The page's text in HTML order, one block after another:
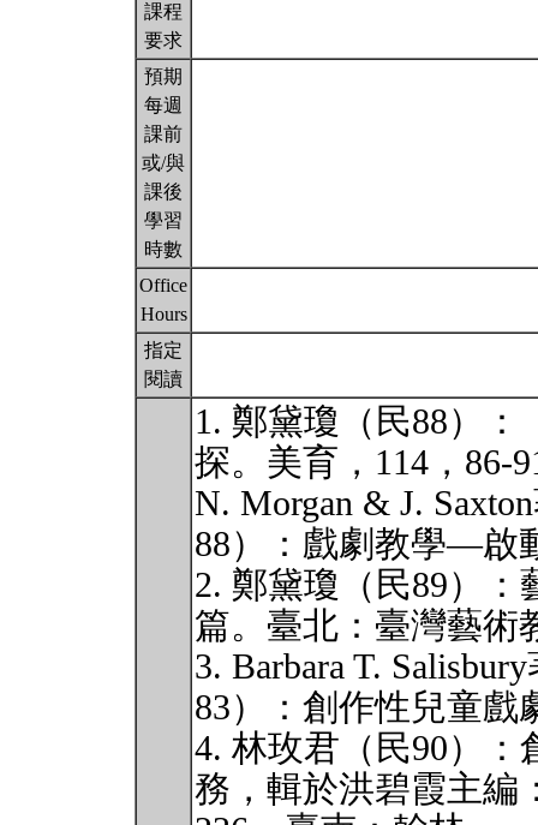
課程
要求
預期
每週
課前
或/與
課後
學習
時數
Office
Hours
指定
閱讀
1. 鄭黛瓊（民88）
探。美育，114，86-
N. Morgan & J.
88）：戲劇教學—啟
2. 鄭黛瓊（民89）
篇。臺北：臺灣藝術
3. Barbara T.
83）：創作性兒童戲
4. 林玫君（民90）
務，輯於洪碧霞主編